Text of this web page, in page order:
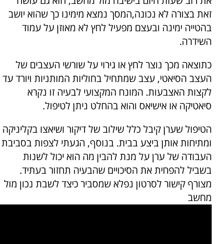
זאת בצורה לא נכונה,המסך נמצא מימינו כך שהוא יושב
בהטייה ימינה ובעצם מפעיל לחץ לא מאוזן על עמוד
השידרה.
כתוצאה מכך נוצר לחץ או גירוי על שורשי העצבים של
העצב הסיאטי, עצב שמתחיל בחוליות המותניות ויורד עד
לקצות האצבעות. המונח המקצועי לבעיה זו נקרא
סיאטיקה או אישיאס והוא בהחלט ניתן לטיפול.
הטיפול שערן קיבל כלל שילוב של דיקור ושיאצו בקליניקה
ומתיחות אותן ביצע בבית. בנוסף, הגעתי לצפות בסביבת
העבודה של ערן על מנת להבין מה הוא יכול לשנות
בשביל להפחית את הסיכויים שהבעיה תחזור בעתיד.
מצורף קישור לסרטון נפלא שמסביר כיצד לשבת נכון מול
מחשב